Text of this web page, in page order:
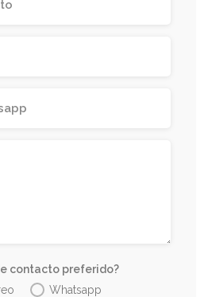
contacto preferido?
Whatsapp